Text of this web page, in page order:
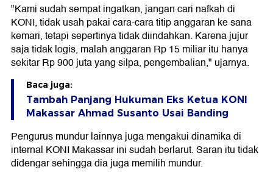
"Kami sudah sempat ingatkan, jangan cari nafkah di
KONI, tidak usah pakai cara-cara titip anggaran ke sana
kemari, tetapi sepertinya tidak diindahkan. Karena jujur
saja tidak logis, malah anggaran Rp 15 miliar itu hanya
sekitar Rp 900 juta yang silpa, pengembalian," ujarnya.
Baca juga:
Tambah Panjang Hukuman Eks Ketua KONI
Makassar Ahmad Susanto Usai Banding
Pengurus mundur lainnya juga mengakui dinamika di
internal KONI Makassar ini sudah berlarut. Saran itu tidak
didengar sehingga dia juga memilih mundur.